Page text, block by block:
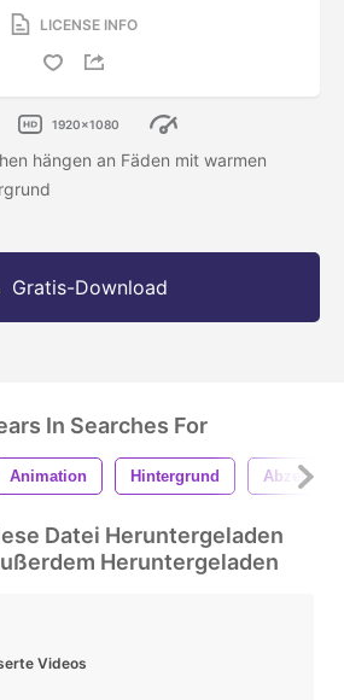
LICENSE INFO
1920x1080
hängen an Fäden mit warmen
Gratis-Download
In Searches For
Animation Hintergrund Abzeichen
Datei Heruntergeladen
Heruntergeladen
Videos